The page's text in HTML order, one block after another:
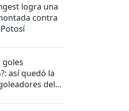
logra una
contra
goles
así quedó la
del